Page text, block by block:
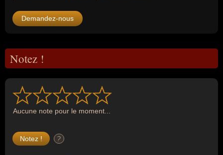
Demandez-nous
Notez !
Aucune note pour le moment...
?